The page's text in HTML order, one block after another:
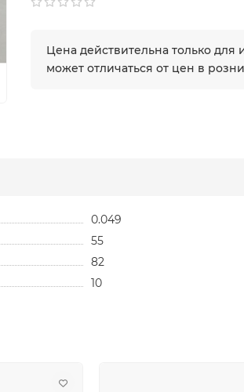
Цена действительна только для
может отличаться от цен в
0.049
55
82
10